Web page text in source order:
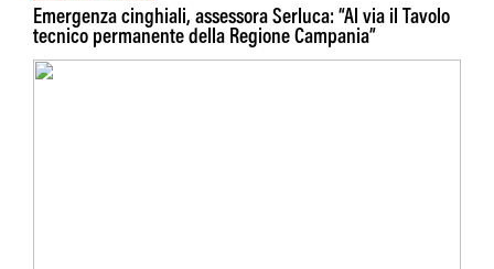
Emergenza cinghiali, assessora Serluca: “Al via il Tavolo
tecnico permanente della Regione Campania”